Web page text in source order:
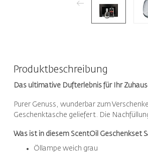
Produktbeschreibung
Das ultimative Dufterlebnis für Ihr
Purer Genuss, wunderbar zum
Geschenktasche geliefert. Die
Was ist in diesem ScentOil Geschenkset
Öllampe weich grau